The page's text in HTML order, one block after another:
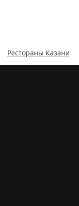
Рестораны Казани